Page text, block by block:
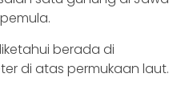
berada di
di atas permukaan laut.